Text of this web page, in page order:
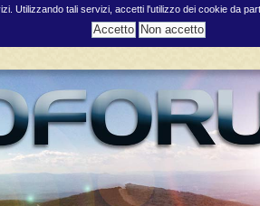
Utilizzando tali servizi, accetti l'utilizzo dei cookie da